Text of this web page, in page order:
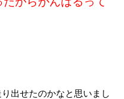
出せたのかなと思いまし